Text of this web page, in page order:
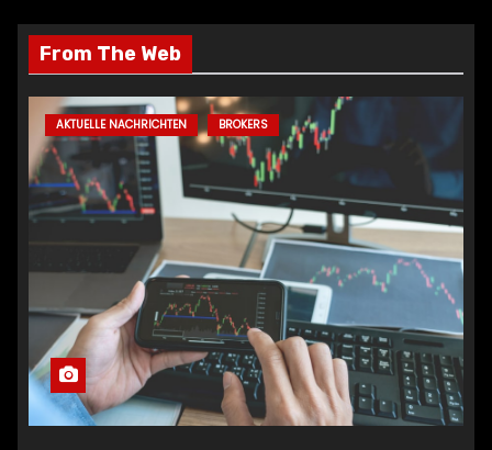
From The Web
AKTUELLE NACHRICHTEN BROKERS